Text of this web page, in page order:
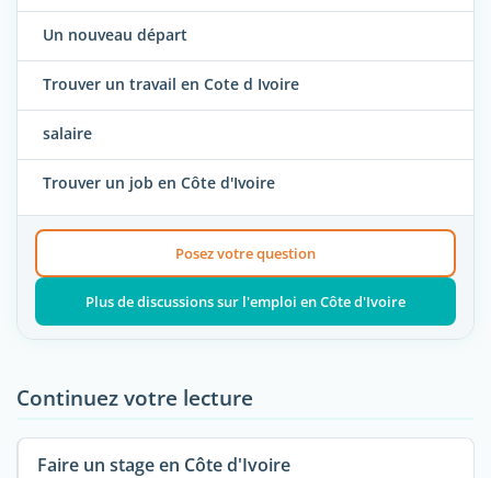
Un nouveau départ
Trouver un travail en Cote d Ivoire
salaire
Trouver un job en Côte d'Ivoire
Posez votre question
Plus de discussions sur l'emploi en Côte d'Ivoire
Continuez votre lecture
Faire un stage en Côte d'Ivoire